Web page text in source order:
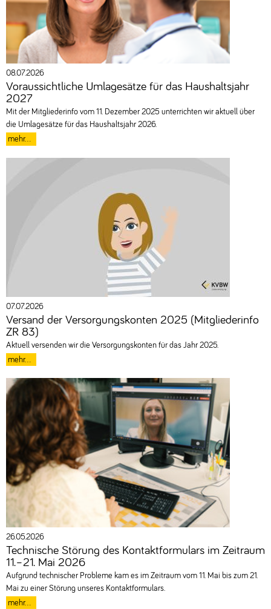
08.07.2026
Voraussichtliche Umlagesätze für das Haushaltsjahr
2027
Mit der Mitgliederinfo vom 11. Dezember 2025 unterrichten wir aktuell über
die Umlagesätze für das Haushaltsjahr 2026.
mehr...
07.07.2026
Versand der Versorgungskonten 2025 (Mitgliederinfo
ZR 83)
Aktuell versenden wir die Versorgungskonten für das Jahr 2025.
mehr...
26.05.2026
Technische Störung des Kontaktformulars im Zeitraum
11.–21. Mai 2026
Aufgrund technischer Probleme kam es im Zeitraum vom 11. Mai bis zum 21.
Mai zu einer Störung unseres Kontaktformulars.
mehr...